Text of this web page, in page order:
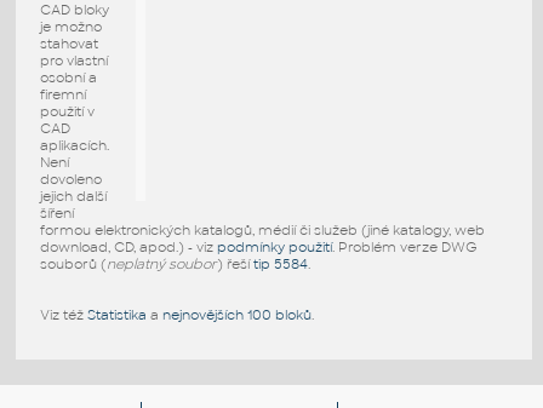
CAD bloky
je možno
stahovat
pro vlastní
osobní a
firemní
použití v
CAD
aplikacích.
Není
dovoleno
jejich další
šíření
formou elektronických katalogů, médií či služeb (jiné katalogy, web
download, CD, apod.) - viz podmínky použití. Problém verze DWG
souborů (neplatný soubor) řešítip 5584.
Viz též Statistika a nejnovějších 100 bloků.